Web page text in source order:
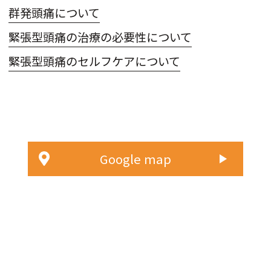
群発頭痛について
緊張型頭痛の治療の必要性について
緊張型頭痛のセルフケアについて
Google map